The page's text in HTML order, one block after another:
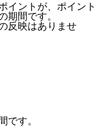
イントが、ポイント
期間です。
反映はありませ
です。